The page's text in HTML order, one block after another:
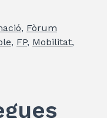
ai
l
m
p
, Fòrum
, FP, Mobilitat,